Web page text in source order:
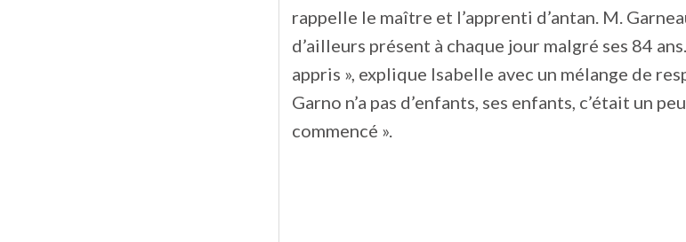
rappelle le maître et l’apprenti d’antan. M.
d’ailleurs présent à chaque jour malgré ses 84
appris », explique Isabelle avec un mélange de
Garno n’a pas d’enfants, ses enfants, c’était un
commencé ».